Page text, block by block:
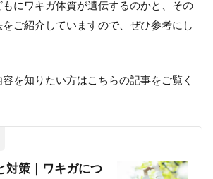
にワキガ体質が遺伝するのかと、その
ご紹介していますので、ぜひ参考にし
を知りたい方はこちらの記事をご覧く
対策｜ワキガにつ